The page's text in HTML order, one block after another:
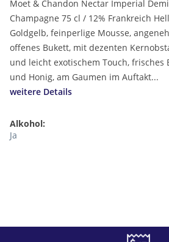
Moet & Chandon Nectar Imperial Demi
Champagne 75 cl / 12% Frankreich
Goldgelb, feinperlige Mousse,
offenes Bukett, mit dezenten
und leicht exotischem Touch, frisches
und Honig, am Gaumen im Auftakt...
weitere Details
Alkohol:
Ja